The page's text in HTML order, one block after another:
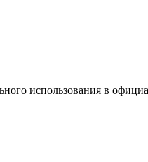
использования в